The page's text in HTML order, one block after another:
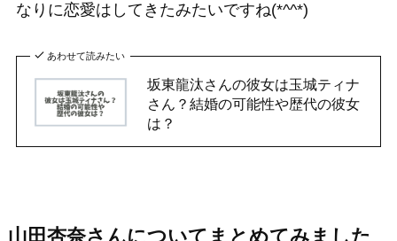
なりに恋愛はしてきたみたいですね(*^^*)
あわせて読みたい
坂東龍汰さんの彼女は玉城ティナ
さん？結婚の可能性や歴代の彼女
は？
山田杏奈さんについてまとめてみました